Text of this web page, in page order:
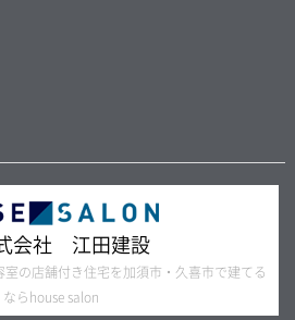
会社 江田建設
の店舗付き住宅を加須市・久喜市で建てる
ならhouse salon